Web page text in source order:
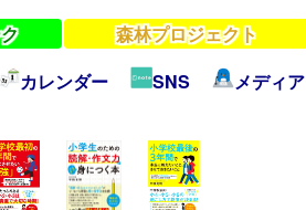
森林プロジェクト
カレンダー SNS メディア